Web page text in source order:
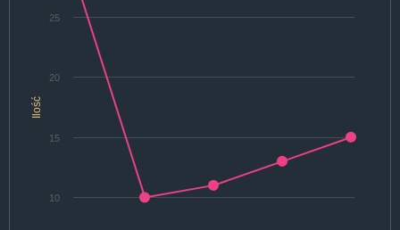
Ilość
10
15
20
25